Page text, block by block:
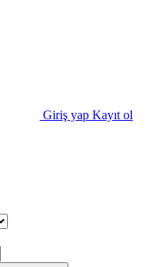
Giriş yap Kayıt ol